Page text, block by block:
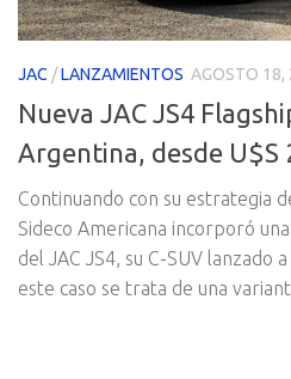
JAC /LANZAMIENTOS AGOSTO 18,
Nueva JAC JS4
Argentina, desde U$S
Continuando con su estrategia
Sideco Americana incorporó
del JAC JS4, su C-SUV lanzado
este caso se trata de una